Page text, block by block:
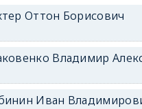
Оттон Борисович
Владимир
Иван